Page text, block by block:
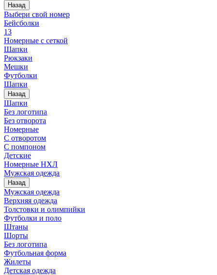
Назад
Выбери свой номер
Бейсболки
13
Номерные с сеткой
Шапки
Рюкзаки
Мешки
Футболки
Шапки
Назад
Шапки
Без логотипа
Без отворота
Номерные
С отворотом
С помпоном
Детские
Номерные НХЛ
Мужская одежда
Назад
Мужская одежда
Верхняя одежда
Толстовки и олимпийки
Футболки и поло
Штаны
Шорты
Без логотипа
Футбольная форма
Жилеты
Детская одежда